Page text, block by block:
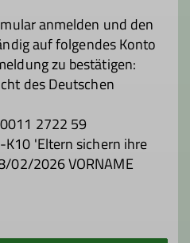
anmelden und den
auf folgendes Konto
zu bestätigen:
des Deutschen
2722 59
'Eltern sichern ihre
02/2026 VORNAME